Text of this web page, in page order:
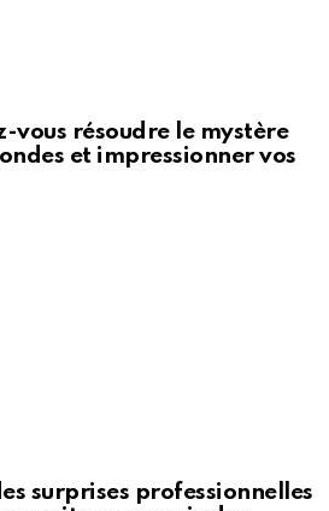
vous résoudre le mystère
et impressionner vos
surprises professionnelles